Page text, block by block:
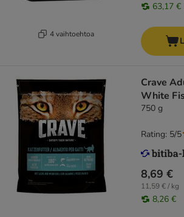
4 vaihtoehtoa
63,17 €
Crave
White
750 g
8,69 €
11,59 € / kg
8,26 €
Rating: 5/5